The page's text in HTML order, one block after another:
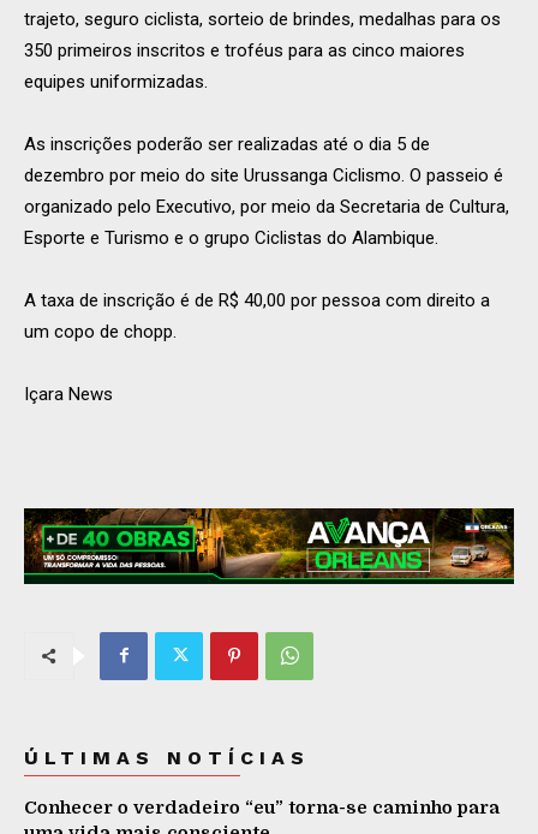
trajeto, seguro ciclista, sorteio de brindes, medalhas para os
350 primeiros inscritos e troféus para as cinco maiores
equipes uniformizadas.
As inscrições poderão ser realizadas até o dia 5 de
dezembro por meio do site Urussanga Ciclismo. O passeio é
organizado pelo Executivo, por meio da Secretaria de Cultura,
Esporte e Turismo e o grupo Ciclistas do Alambique.
A taxa de inscrição é de R$ 40,00 por pessoa com direito a
um copo de chopp.
Içara News
ÚLTIMAS NOTÍCIAS
Conhecer o verdadeiro “eu” torna-se caminho para